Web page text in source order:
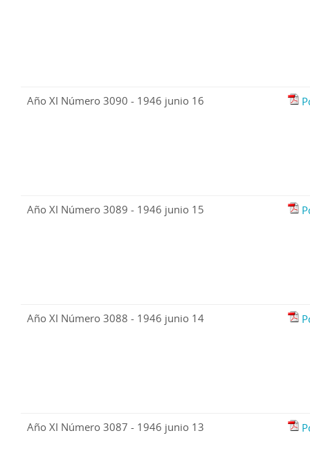
Año XI Número 3090 - 1946 junio 16
Año XI Número 3089 - 1946 junio 15
Año XI Número 3088 - 1946 junio 14
Año XI Número 3087 - 1946 junio 13